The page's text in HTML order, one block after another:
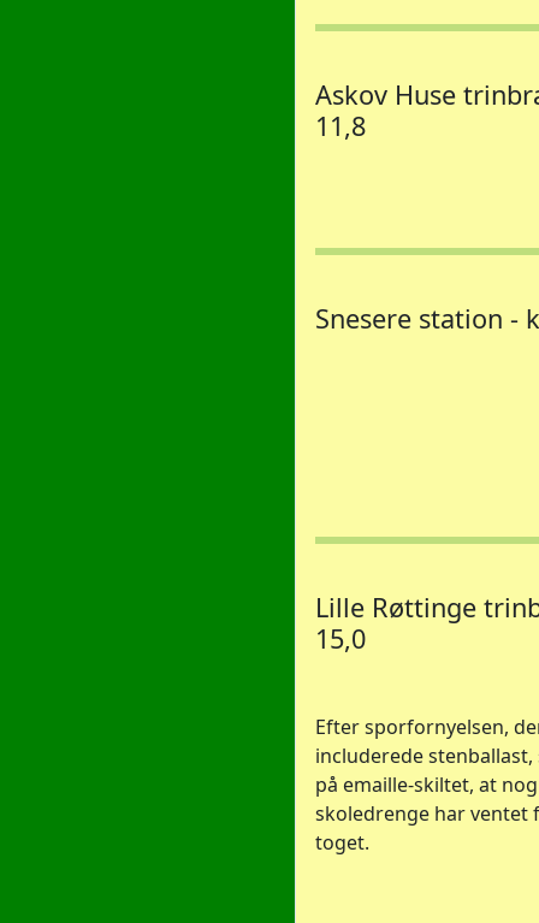
Askov Huse
11,8
Snesere station -
Lille Røttinge
15,0
Efter sporfornyelsen,
includerede
på emaille-skiltet, at
skoledrenge har ventet
toget.